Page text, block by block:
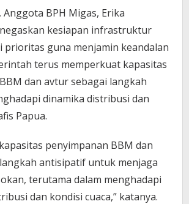
BPH Migas, Erika
kesiapan infrastruktur
prioritas guna menjamin keandalan
terus memperkuat kapasitas
dan avtur sebagai langkah
dinamika distribusi dan
Papua.
penyimpanan BBM dan
antisipatif untuk menjaga
terutama dalam menghadapi
dan kondisi cuaca,” katanya.